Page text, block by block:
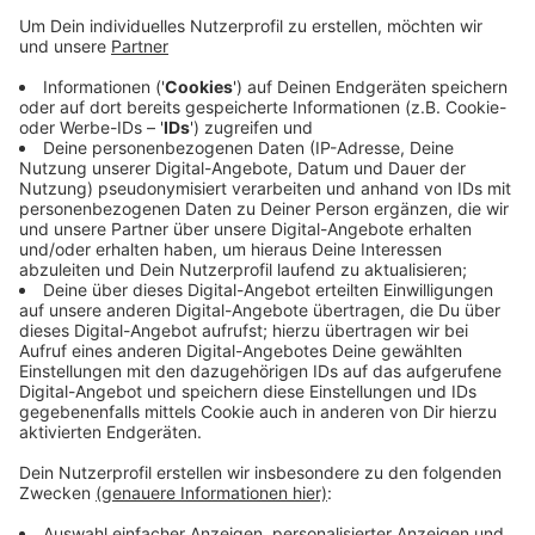
hochaufgelöste Luftbilder aufgenommen und
Fachleute in Verwaltungen dabei unterstützen,
Entscheidungen fundierter zu treffen, heißt es
vom Ennepe-Ruhr-Kreis. Planungsteams könnten
beispielsweise Neubauprojekte realitätsnah
simulieren. Auch Feuerwehr und Polizei erleichtern
die Bilder die Planung von Einsätzen. Ein Link zu
den Aufnahmen stehthier.
Veröffentlicht:Donnerstag, 05.09.2024 13:47
Anzeige